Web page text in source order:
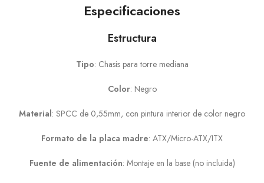
Especificaciones
Estructura
Tipo: Chasis para torre mediana
Color: Negro
Material: SPCC de 0,55mm, con pintura interior de color negro
Formato de la placa madre: ATX/Micro-ATX/ITX
Fuente de alimentación: Montaje en la base (no incluida)